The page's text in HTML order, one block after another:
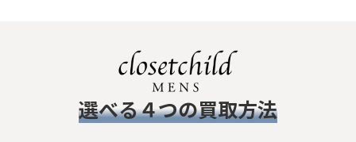
​選べる４つの買取方法